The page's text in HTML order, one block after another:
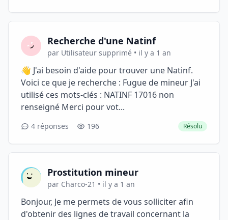
Recherche d'une Natinf
par Utilisateur supprimé • il y a 1 an
👋 J'ai besoin d'aide pour trouver une Natinf.
Voici ce que je recherche : Fugue de mineur J'ai
utilisé ces mots-clés : NATINF 17016 non
renseigné Merci pour vot...
4 réponses 196 Résolu
Prostitution mineur
par Charco-21 • il y a 1 an
Bonjour, Je me permets de vous solliciter afin
d'obtenir des lignes de travail concernant la